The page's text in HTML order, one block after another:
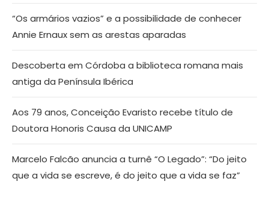
“Os armários vazios” e a possibilidade de conhecer
Annie Ernaux sem as arestas aparadas
Descoberta em Córdoba a biblioteca romana mais
antiga da Península Ibérica
Aos 79 anos, Conceição Evaristo recebe título de
Doutora Honoris Causa da UNICAMP
Marcelo Falcão anuncia a turnê “O Legado”: “Do jeito
que a vida se escreve, é do jeito que a vida se faz”